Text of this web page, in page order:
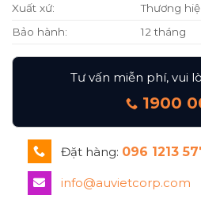
Xuất xứ:
Thương
Bảo hành:
12 tháng
Tư vấn miễn phí, vui
1900
Đặt hàng: 096 1213
info@auvietcorp.com